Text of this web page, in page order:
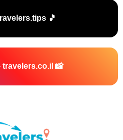
🎵 TikTok - travelers.tips
📸 Instagram - travelers.co.il